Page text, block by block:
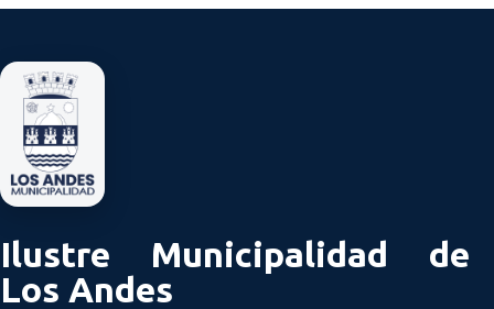
Ilustre Municipalidad de
Los Andes